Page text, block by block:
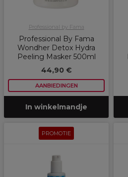
Professional by Fama
Professional By Fama
Wondher Detox Hydra
Peeling Masker 500ml
44,90 €
AANBIEDINGEN
In winkelmandje
PROMOTIE